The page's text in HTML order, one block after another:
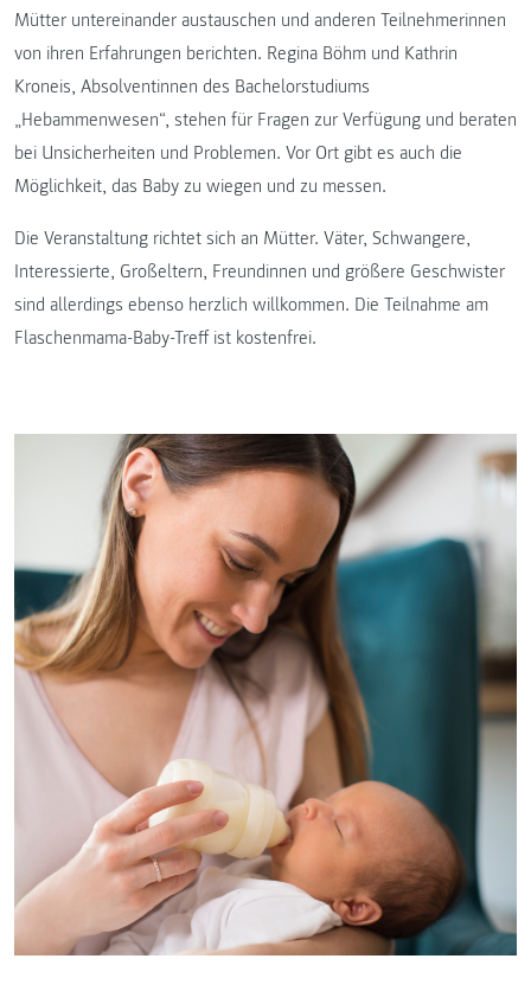
Mütter untereinander austauschen und anderen Teilnehmerinnen
von ihren Erfahrungen berichten. Regina Böhm und Kathrin
Kroneis, Absolventinnen des Bachelorstudiums
„Hebammenwesen“, stehen für Fragen zur Verfügung und beraten
bei Unsicherheiten und Problemen. Vor Ort gibt es auch die
Möglichkeit, das Baby zu wiegen und zu messen.
Die Veranstaltung richtet sich an Mütter. Väter, Schwangere,
Interessierte, Großeltern, Freundinnen und größere Geschwister
sind allerdings ebenso herzlich willkommen. Die Teilnahme am
Flaschenmama-Baby-Treff ist kostenfrei.